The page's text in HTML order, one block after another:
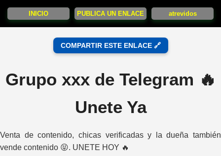
INICIO PUBLICA UN ENLACE atrevidos
COMPARTIR ESTE ENLACE 🔗
Grupo xxx de Telegram 🔥
Unete Ya
Venta de contenido, chicas verificadas y la dueña también
vende contenido 😝. UNETE HOY 🔥